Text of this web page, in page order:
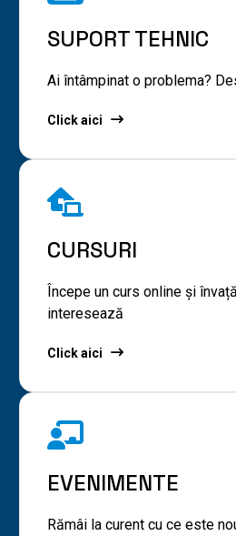
SUPORT TEHNIC
Ai întâmpinat o problema?
Click aici
CURSURI
Începe un curs online și
interesează
Click aici
EVENIMENTE
Rămâi la curent cu ce este